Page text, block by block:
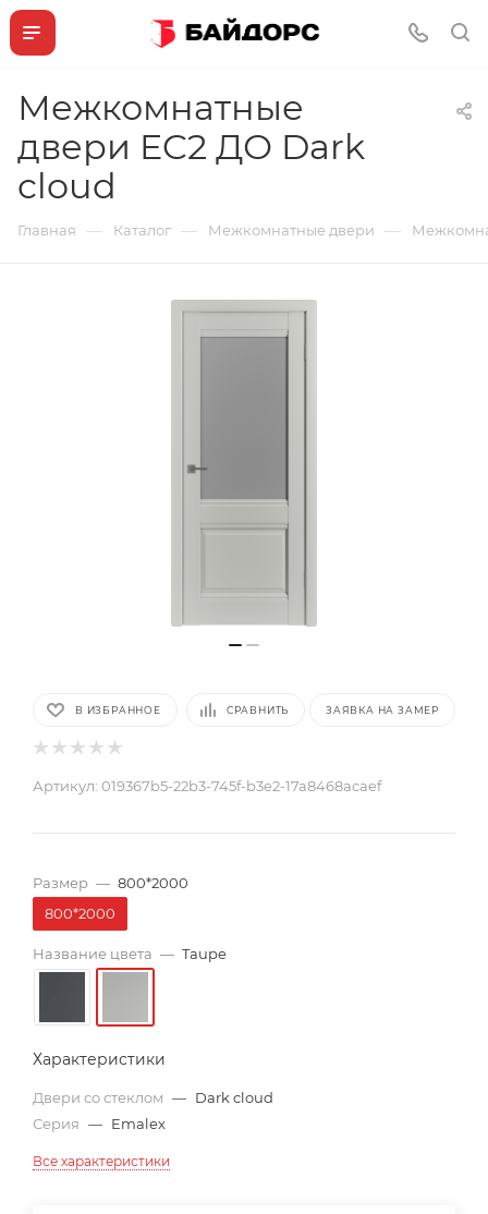
Межкомнатные
двери EC2 ДО Dark
cloud
Главная — Каталог — Межкомнатные двери —
В ИЗБРАННОЕ СРАВНИТЬ ЗАЯВКА НА ЗАМЕР
Артикул: 019367b5-22b3-745f-b3e2-17a8468acaef
Размер — 800*2000
800*2000
Название цвета — Taupe
Характеристики
Двери со стеклом — Dark cloud
Серия — Emalex
Все характеристики